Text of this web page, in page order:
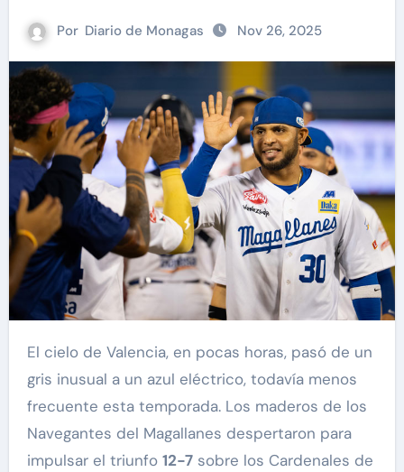
Por Diario de Monagas Nov 26, 2025
El cielo de Valencia, en pocas horas, pasó de un
gris inusual a un azul eléctrico, todavía menos
frecuente esta temporada. Los maderos de los
Navegantes del Magallanes despertaron para
impulsar el triunfo 12-7sobre los Cardenales de